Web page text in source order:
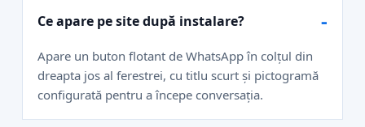
Ce apare pe site după instalare?
Apare un buton flotant de WhatsApp în colțul din
dreapta jos al ferestrei, cu titlu scurt și pictogramă
configurată pentru a începe conversația.